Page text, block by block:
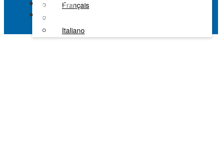
Français
Italiano
Alle Kanäle
Kaltura Learning